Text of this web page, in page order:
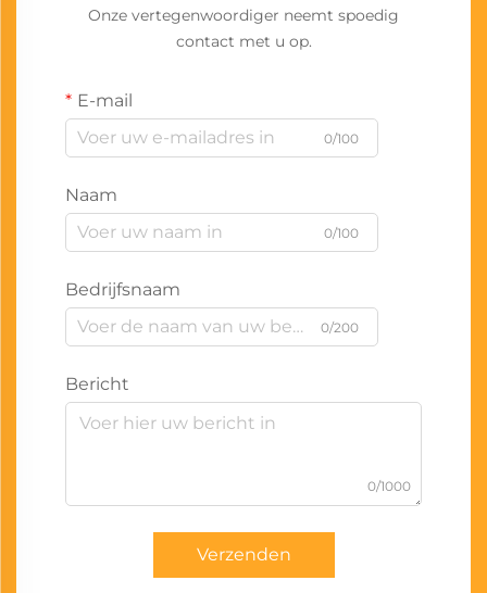
Onze vertegenwoordiger neemt spoedig
contact met u op.
E-mail
0/100
Naam
0/100
Bedrijfsnaam
0/200
Bericht
0/1000
Verzenden